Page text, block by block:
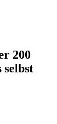
200
selbst